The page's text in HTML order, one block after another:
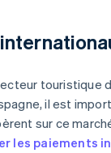
touristique
il est
sur ce
les paiements